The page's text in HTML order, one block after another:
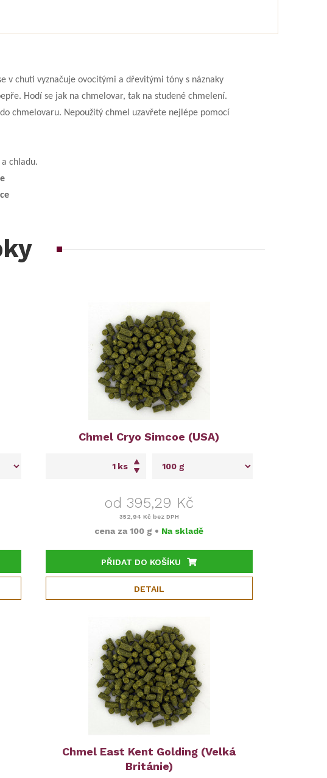
v chuti vyznačuje ovocitými a dřevitými tóny s náznaky
Hodí se jak na chmelovar, tak na studené chmelení.
chmelovaru. Nepoužitý chmel uzavřete nejlépe pomocí
chladu.
Chmel Cryo Simcoe (USA)
ks
od 395,29 Kč
352,94 Kč bez DPH
cena za100 g • Na skladě
PŘIDAT DO KOŠÍKU
DETAIL
Chmel East Kent Golding (Velká
Británie)